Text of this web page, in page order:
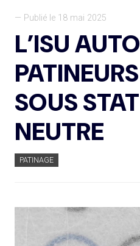
— Publié le 18 mai 2025
L’ISU
SOUS
NEUTRE
PATINAGE